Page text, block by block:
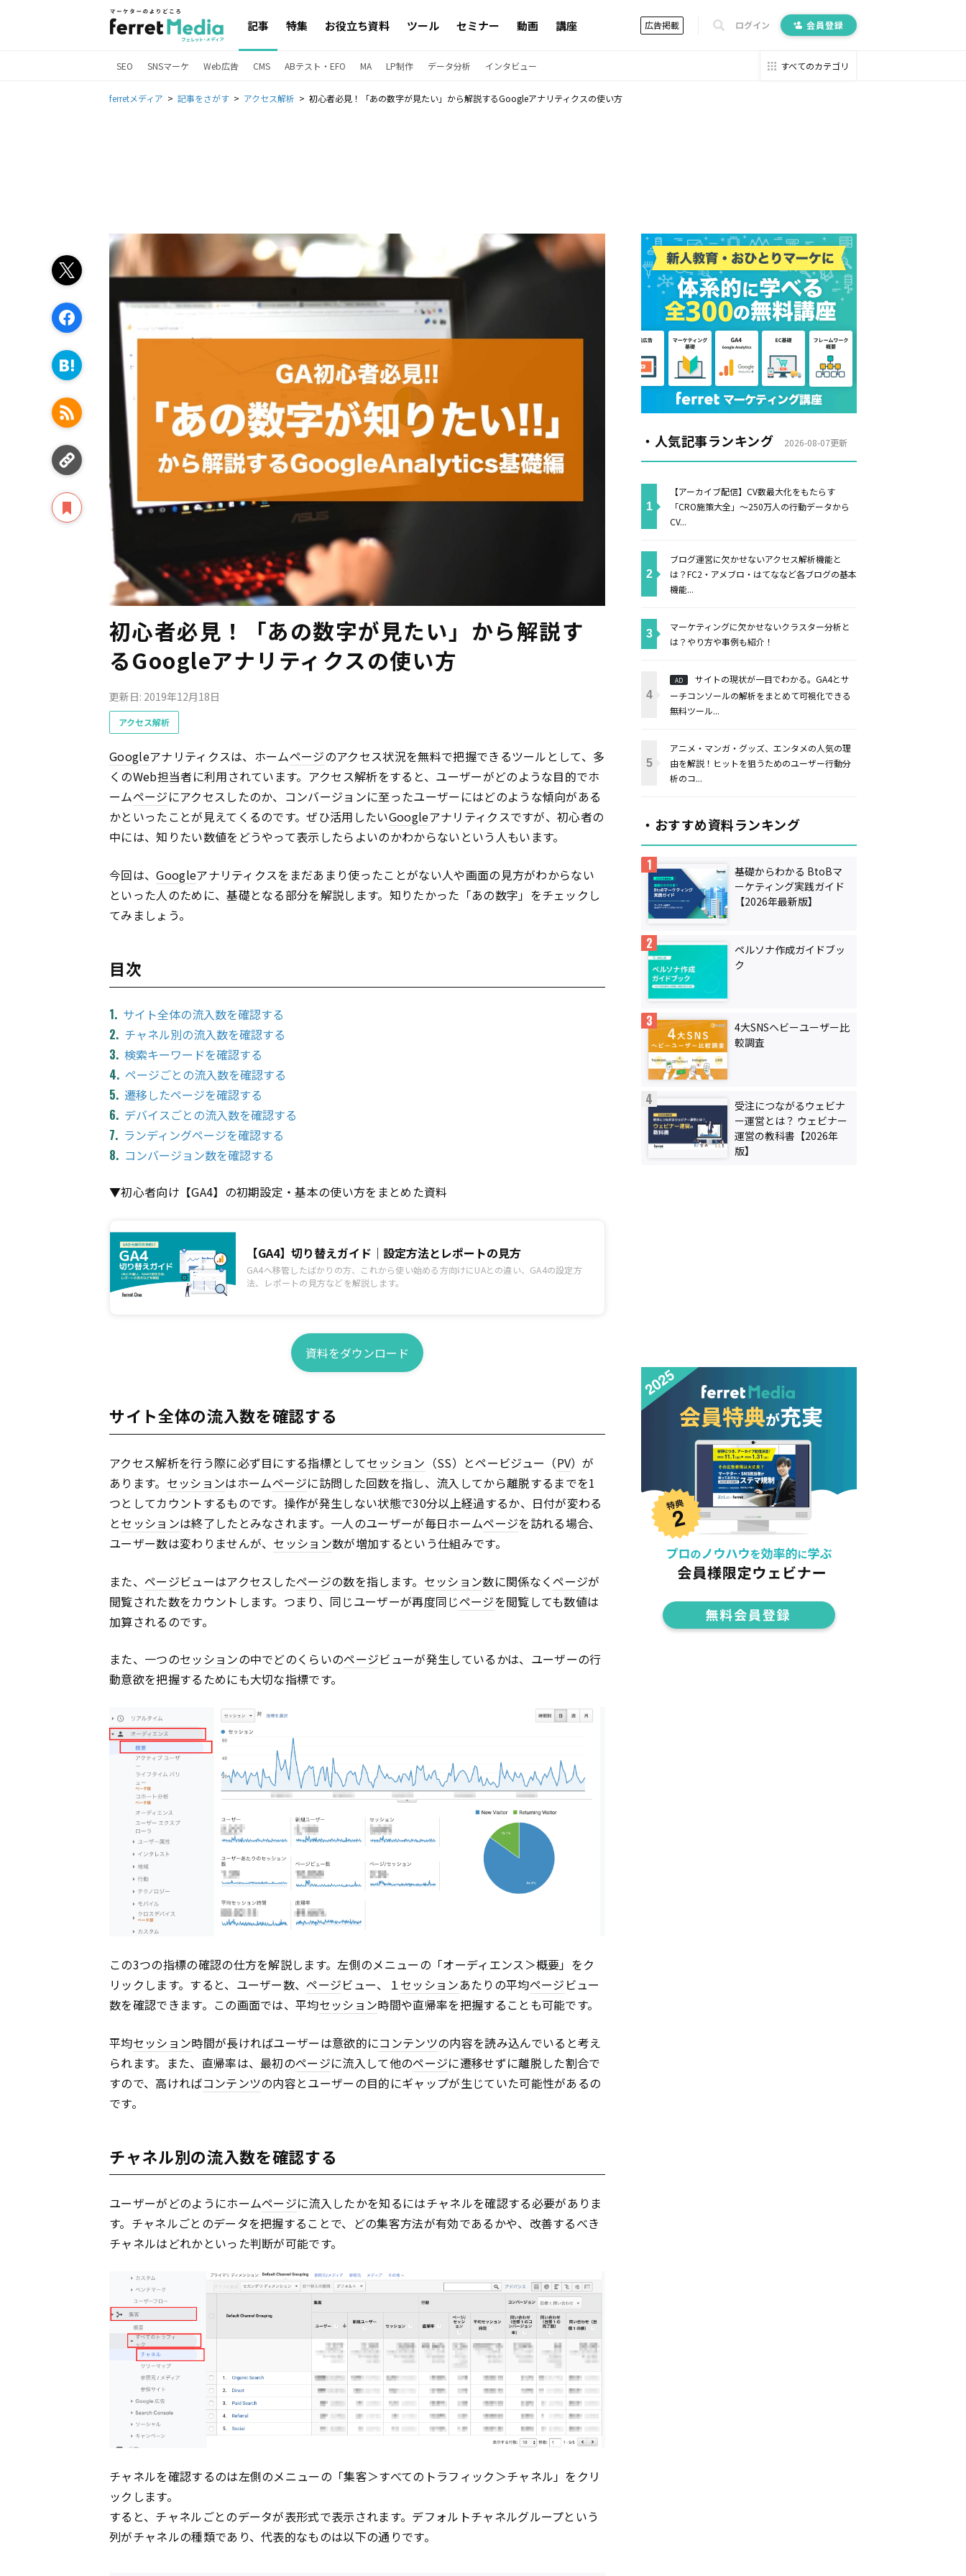
記事 特集 お役立ち資料 ツール セミナー 動画 講座 広告掲載 ログイン 会員登録
SEO SNSマーケ Web広告 CMS ABテスト・EFO MA LP制作 データ分析 インタビュー すべてのカテゴリ
ferretメディア 記事をさがす アクセス解析 初心者必見！「あの数字が見たい」から解説するGoogleアナリティクスの使い方
初心者必見！「あの数字が見たい」から解説す
るGoogleアナリティクスの使い方
更新日: 2019年12月18日
アクセス解析
Googleアナリティクスは、ホームページのアクセス状況を無料で把握できるツールとして、多
くのWeb担当者に利用されています。アクセス解析をすると、ユーザーがどのような目的でホ
ームページにアクセスしたのか、コンバージョンに至ったユーザーにはどのような傾向がある
かといったことが見えてくるのです。ぜひ活用したいGoogleアナリティクスですが、初心者の
中には、知りたい数値をどうやって表示したらよいのかわからないという人もいます。
今回は、Googleアナリティクスをまだあまり使ったことがない人や画面の見方がわからない
といった人のために、基礎となる部分を解説します。知りたかった「あの数字」をチェックし
てみましょう。
目次
サイト全体の流入数を確認する
チャネル別の流入数を確認する
検索キーワードを確認する
ページごとの流入数を確認する
遷移したページを確認する
デバイスごとの流入数を確認する
ランディングページを確認する
コンバージョン数を確認する
▼初心者向け【GA4】の初期設定・基本の使い方をまとめた資料
【GA4】切り替えガイド｜設定方法とレポートの見方
GA4へ移管したばかりの方、これから使い始める方向けにUAとの違い、GA4の設定方
法、レポートの見方などを解説します。
資料をダウンロード
サイト全体の流入数を確認する
アクセス解析を行う際に必ず目にする指標としてセッション （SS）とペービジュー（PV）が
あります。 セッションはホームページに訪問した回数を指し、流入してから離脱するまでを1
つとしてカウントするものです。操作が発生しない状態で30分以上経過するか、日付が変わる
とセッションは終了したとみなされます。一人のユーザーが毎日ホームページを訪れる場合、
ユーザー数は変わりませんが、 セッション数が増加するという仕組みです。
また、 ページビューはアクセスしたページの数を指します。 セッション数に関係なくページが
閲覧された数をカウントします。つまり、同じユーザーが再度同じページを閲覧しても数値は
加算されるのです。
また、一つのセッションの中でどのくらいのページビューが発生しているかは、ユーザーの行
動意欲を把握するためにも大切な指標です。
この3つの指標の確認の仕方を解説します。左側のメニューの「オーディエンス＞概要」をク
リックします。すると、ユーザー数、ページビュー、１ セッションあたりの平均ページ ビュー
数を確認できます。この画面では、平均セッション時間や直帰率を把握することも可能です。
平均セッション時間が長ければユーザーは意欲的にコンテンツの内容を読み込んでいると考え
られます。また、直帰率は、最初のページに流入して他のページに遷移せずに離脱した割合で
すので、高ければコンテンツの内容とユーザーの目的にギャップが生じていた可能性があるの
です。
チャネル別の流入数を確認する
ユーザーがどのようにホームページに流入したかを知るにはチャネルを確認する必要がありま
す。チャネルごとのデータを把握することで、どの集客方法が有効であるかや、改善するべき
チャネルはどれかといった判断が可能です。
チャネルを確認するのは左側のメニューの「集客＞すべてのトラフィック＞チャネル」をクリ
ックします。
すると、チャネルごとのデータが表形式で表示されます。デフォルトチャネルグループという
列がチャネルの種類であり、代表的なものは以下の通りです。
・人気記事ランキング 2026-08-07更新
【アーカイブ配信】CV数最大化をもたらす
「CRO施策大全」〜250万人の行動データから
CV...
ブログ運営に欠かせないアクセス解析機能と
は？FC2・アメブロ・はてななど各ブログの基本
機能...
マーケティングに欠かせないクラスター分析と
は？やり方や事例も紹介！
AD
サイトの現状が一目でわかる。GA4とサ
ーチコンソールの解析をまとめて可視化できる
無料ツール...
アニメ・マンガ・グッズ、エンタメの人気の理
由を解説！ヒットを狙うためのユーザー行動分
析のコ...
・おすすめ資料ランキング
基礎からわかる BtoBマ
ーケティング実践ガイド
【2026年最新版】
ペルソナ作成ガイドブッ
ク
4大SNSヘビーユーザー比
較調査
受注につながるウェビナ
ー運営とは？ ウェビナー
運営の教科書【2026年
版】